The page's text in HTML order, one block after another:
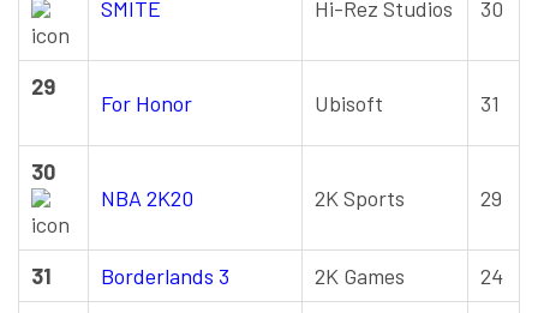
SMITE Hi-Rez Studios 30
29
For Honor Ubisoft 31
30
NBA 2K20
2K Sports 29
31 Borderlands 3 2K Games
24